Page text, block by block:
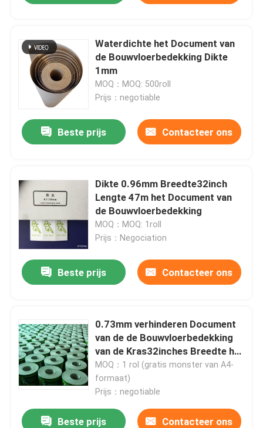
Huis
Waterdichte het Document van
de Bouwvloerbedekking Dikte
1mm
MOQ：MOQ: 500roll
Prijs：negotiable
Beste prijs Contacteer ons
Dikte 0.96mm Breedte32inch
Lengte 47m het Document van
de Bouwvloerbedekking
MOQ：MOQ: 1roll
Prijs：Negociation
Beste prijs Contacteer ons
0.73mm verhinderen Document
van de de Bouwvloerbedekking
van de Kras32inches Breedte het
Vinyl
MOQ：1 rol (gratis monster van A4-
formaat)
Prijs：negotiable
Beste prijs Contacteer ons